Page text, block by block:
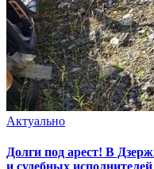
Актуально
Долги под арест! В